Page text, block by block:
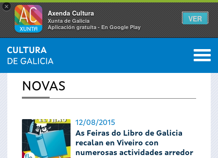
×
Axenda Cultura
Xunta de Galicia
Aplicación gratuíta - En Google Play
VER
Vostede
está
aquí
INICIO › ACTUALIDADE 0
NOVAS
12/08/2015
As Feiras do Libro de Galicia
recalan en Viveiro con
numerosas actividades arredor